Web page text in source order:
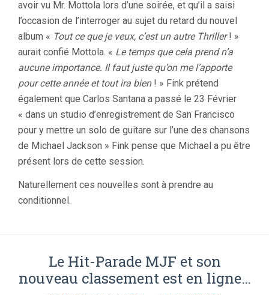
avoir vu Mr. Mottola lors d’une soirée, et qu’il a saisi
l’occasion de l’interroger au sujet du retard du nouvel
album « Tout ce que je veux, c’est un autre Thriller! »
aurait confié Mottola. « Le temps que cela prend n’a
aucune importance. Il faut juste qu’on me l’apporte
pour cette année et tout ira bien! » Fink prétend
également que Carlos Santana a passé le 23 Février
« dans un studio d’enregistrement de San Francisco
pour y mettre un solo de guitare sur l’une des chansons
de Michael Jackson » Fink pense que Michael a pu être
présent lors de cette session.
Naturellement ces nouvelles sont à prendre au
conditionnel.
Le Hit-Parade MJF et son
nouveau classement est en ligne…